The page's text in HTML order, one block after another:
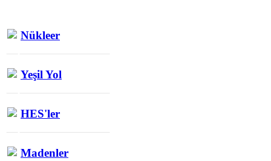
Nükleer
Yeşil Yol
HES'ler
Madenler